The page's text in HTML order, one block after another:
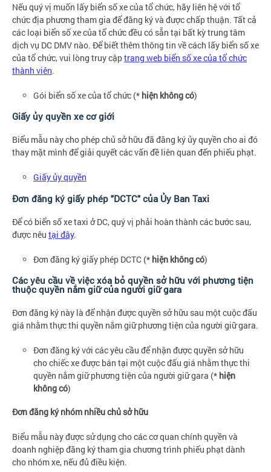
Nếu quý vị muốn lấy biển số xe của tổ chức, hãy liên hệ với tổ
chức địa phương tham gia để đăng ký và được chấp thuận. Tất cả
các loại biển số xe của tổ chức đều có sẵn tại bất kỳ trung tâm
dịch vụ DC DMV nào. Để biết thêm thông tin về cách lấy biển số xe
của tổ chức, vui lòng truy cậptrang web biển số xe của tổ chức
thành viên.
Gói biển số xe của tổ chức (* hiện không có)
Giấy ủy quyền xe cơ giới
Biểu mẫu này cho phép chủ sở hữu đã đăng ký ủy quyền cho ai đó
thay mặt mình để giải quyết các vấn đề liên quan đến phiếu phạt.
Giấy ủy quyền
Đơn đăng ký giấy phép "DCTC" của Ủy Ban Taxi
Để có biển số xe taxi ở DC, quý vị phải hoàn thành các bước sau,
được nêu tại đây.
Đơn đăng ký giấy phép DCTC (* hiện không có)
Các yêu cầu về việc xóa bỏ quyền sở hữu với phương tiện
thuộc quyền nắm giữ của người giữ gara
Đơn đăng ký này là để nhận được quyền sở hữu sau một cuộc đấu
giá nhằm thực thi quyền nắm giữ phương tiện của người giữ gara.
Đơn đăng ký với các yêu cầu để nhận được quyền sở hữu
cho chiếc xe được bán tại một cuộc đấu giá nhằm thực thi
quyền nắm giữ phương tiện của người giữ gara (* hiện
không có)
Đơn đăng ký nhóm nhiều chủ sở hữu
Biểu mẫu này được sử dụng cho các cơ quan chính quyền và
doanh nghiệp đăng ký tham gia chương trình phiếu phạt dành
cho nhóm xe, nếu đủ điều kiện.